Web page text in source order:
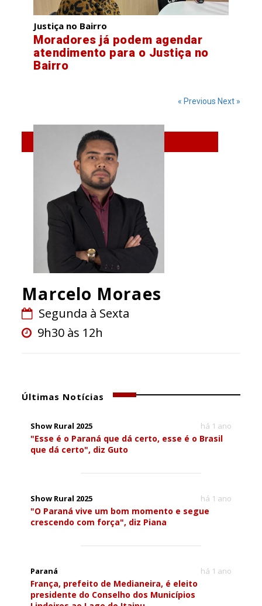
Justiça no Bairro
Moradores já podem agendar
atendimento para o Justiça no
Bairro
« Previous Next »
Marcelo Moraes
Segunda à Sexta
9h30 às 12h
Últimas Notícias
Show Rural 2025 há 1 ano
"Esse é o Paraná que dá certo, esse é o Brasil
que dá certo", diz Guto
Show Rural 2025 há 1 ano
"O Paraná vive um bom momento e segue
crescendo com força", diz Piana
Paraná há 1 ano
França, prefeito de Medianeira, é eleito
presidente do Conselho dos Municípios